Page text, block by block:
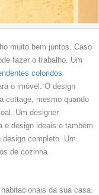
muito bem juntos. Caso
fazer o trabalho. Um
coloridos
o imóvel. O design
cottage, mesmo quando
Um designer
e design ideais e também
design completo. Um
de cozinha
da sua casa.